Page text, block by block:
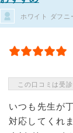
ホワイト ダフニ
この口コミは受
いつも先生が
対応してくれ